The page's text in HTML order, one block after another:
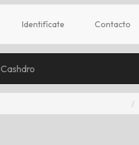
Identifícate Contacto
Cashdro